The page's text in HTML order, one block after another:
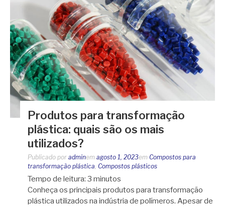
Produtos para transformação
plástica: quais são os mais
utilizados?
Publicado por adminem agosto 1, 2023em Compostos para
transformação plástica, Compostos plásticos
Tempo de leitura: 3 minutos
Conheça os principais produtos para transformação
plástica utilizados na indústria de polímeros. Apesar de